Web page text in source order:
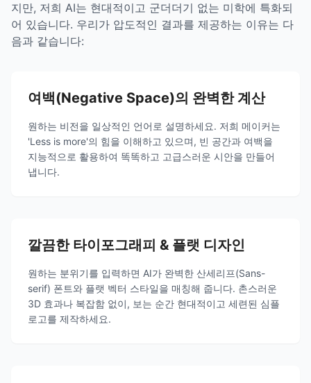
지만, 저희 AI는 현대적이고 군더더기 없는 미학에 특화되
어 있습니다. 우리가 압도적인 결과를 제공하는 이유는 다
음과 같습니다:
여백(Negative Space)의 완벽한 계산
원하는 비전을 일상적인 언어로 설명하세요. 저희 메이커는
'Less is more'의 힘을 이해하고 있으며, 빈 공간과 여백을
지능적으로 활용하여 똑똑하고 고급스러운 시안을 만들어
냅니다.
깔끔한 타이포그래피 & 플랫 디자인
원하는 분위기를 입력하면 AI가 완벽한 산세리프(Sans-
serif) 폰트와 플랫 벡터 스타일을 매칭해 줍니다. 촌스러운
3D 효과나 복잡함 없이, 보는 순간 현대적이고 세련된 심플
로고를 제작하세요.